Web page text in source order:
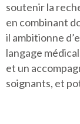
soutenir la
en combinant
il ambitionne
langage
et un
soignants, et